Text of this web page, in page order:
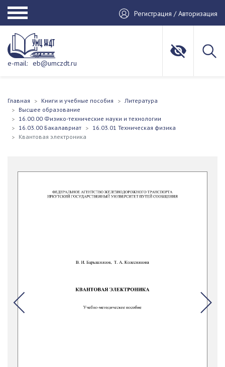
Регистрация / Авторизация
e-mail: eb@umczdt.ru
Главная Книги и учебные пособия
Литература
Высшее образование
16.00.00 Физико-технические науки и технологии
16.03.00 Бакалавриат
16.03.01 Техническая физика
Квантовая электроника